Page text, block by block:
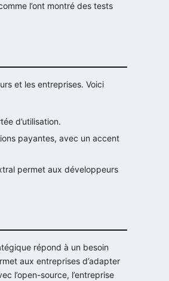
l’ont montré des tests
et les entreprises. Voici
d’utilisation.
payantes, avec un accent
permet aux développeurs
répond à un besoin
aux entreprises d’adapter
l’open-source, l’entreprise